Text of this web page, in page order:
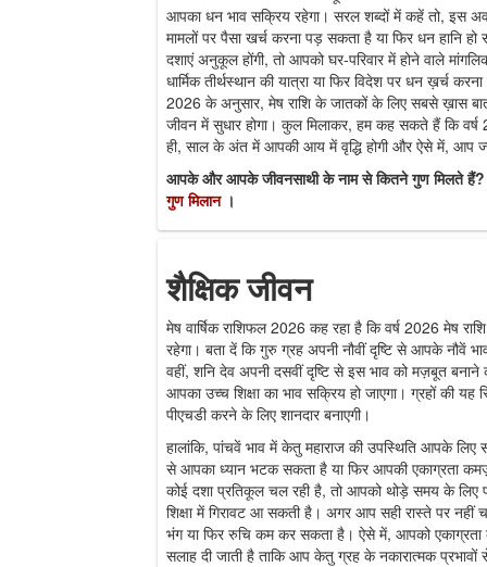
आपका धन भाव सक्रिय रहेगा। सरल शब्दों में कहें तो, इस
मामलों पर पैसा खर्च करना पड़ सकता है या फिर धन हानि
दशाएं अनुकूल होंगी, तो आपको घर-परिवार में होने वाले
धार्मिक तीर्थस्थान की यात्रा या फिर विदेश पर धन ख़र्च
2026 के अनुसार, मेष राशि के जातकों के लिए सबसे ख़ास
जीवन में सुधार होगा। कुल मिलाकर, हम कह सकते हैं कि
ही, साल के अंत में आपकी आय में वृद्धि होगी और ऐसे में, आप
आपके और आपके जीवनसाथी के नाम से कितने गुण मिलते
गुण मिलान ।
शैक्षिक जीवन
मेष वार्षिक राशिफल 2026 कह रहा है कि वर्ष 2026 मेष
रहेगा। बता दें कि गुरु ग्रह अपनी नौवीं दृष्टि से आपके नौवें
वहीं, शनि देव अपनी दसवीं दृष्टि से इस भाव को मज़बूत
आपका उच्च शिक्षा का भाव सक्रिय हो जाएगा। ग्रहों की यह
पीएचडी करने के लिए शानदार बनाएगी।
हालांकि, पांचवें भाव में केतु महाराज की उपस्थिति आपके
से आपका ध्यान भटक सकता है या फिर आपकी एकाग्रता
कोई दशा प्रतिकूल चल रही है, तो आपको थोड़े समय के लिए
शिक्षा में गिरावट आ सकती है। अगर आप सही रास्ते पर नहीं
भंग या फिर रुचि कम कर सकता है। ऐसे में, आपको
सलाह दी जाती है ताकि आप केतु ग्रह के नकारात्मक